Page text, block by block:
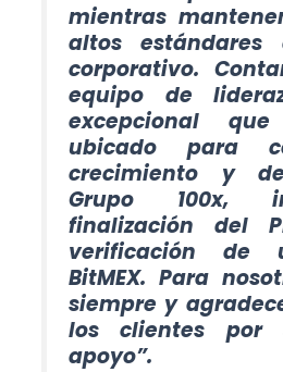
mientras
altos estándares
corporativo.
equipo de
excepcional
ubicado para
crecimiento y
Grupo 100x,
finalización del
verificación de
BitMEX. Para
siempre y
los clientes por
apoyo”.